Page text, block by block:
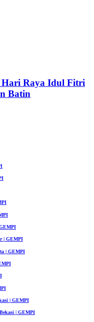
Hari Raya Idul Fitri
Batin
| GEMPI
| GEMPI
| GEMPI
| GEMPI